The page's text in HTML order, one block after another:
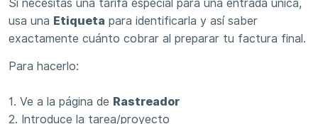
Si necesitas una tarifa especial para una entrada única,
usa una Etiqueta para identificarla y así saber
exactamente cuánto cobrar al preparar tu factura final.
Para hacerlo:
1. Ve a la página de Rastreador
2. Introduce la tarea/proyecto